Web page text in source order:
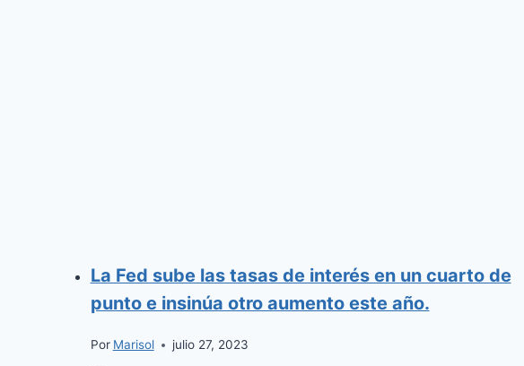
La Fed sube las tasas de interés en un cuarto de
punto e insinúa otro aumento este año.
Por Marisol julio 27, 2023